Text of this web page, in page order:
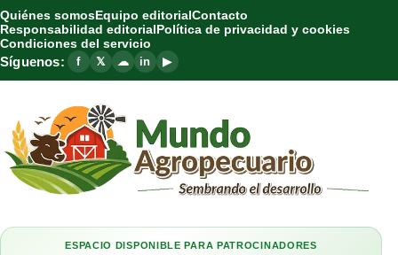
Quiénes somosEquipo editorialContacto
Responsabilidad editorialPolítica de privacidad y cookies
Condiciones del servicio
Síguenos: f 𝕏 ☁ in ▶
ESPACIO DISPONIBLE PARA PATROCINADORES